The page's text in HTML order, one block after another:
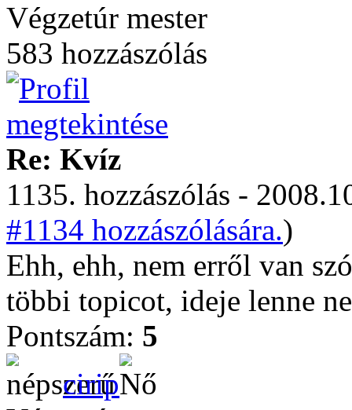
Végzetúr mester
583 hozzászólás
Re: Kvíz
1135. hozzászólás -
#1134 hozzászólására.)
Ehh, ehh, nem erről van
többi topicot, ideje lenne
Pontszám: 5
cirip